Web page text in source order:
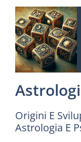
Origini E
Astrologia E